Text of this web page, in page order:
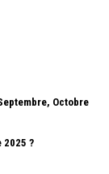
Octobre
2025 ?